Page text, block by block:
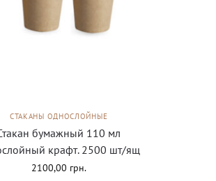
СТАКАНЫ ОДНОСЛОЙНЫЕ
бумажный 110 мл
крафт. 2500 шт/ящ
2100,00 грн.